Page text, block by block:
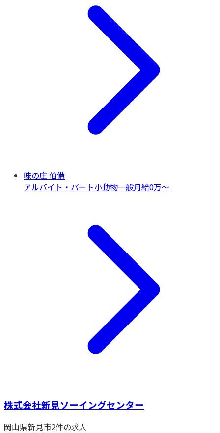
味の庄 伯備
アルバイト・パート小動物一般月給0万〜
株式会社新見ソーイングセンター
岡山県新見市2件の求人